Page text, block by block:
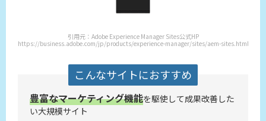
引用元：Adobe Experience Manager Sites公式HP
https://business.adobe.com/jp/products/experience-manager/sites/aem-sites.html
こんなサイトにおすすめ
豊富なマーケティング機能を駆使して成果改善した
い大規模サイト